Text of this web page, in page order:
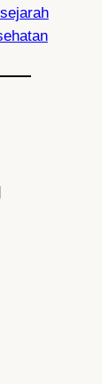
sejarah